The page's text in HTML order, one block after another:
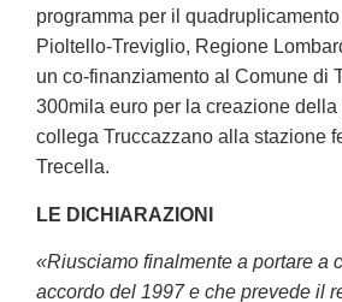
programma per il
Pioltello-Treviglio, Regione
un co-finanziamento al Comune di
300mila euro per la creazione
collega Truccazzano alla stazione
Trecella.
LE DICHIARAZIONI
«Riusciamo finalmente a portare a
accordo del 1997 e che prevede il